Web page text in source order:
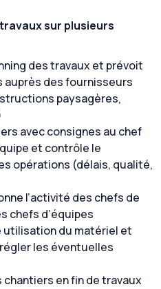
sur plusieurs
des travaux et prévoit
auprès des fournisseurs
paysagères,
avec consignes au chef
et contrôle le
opérations (délais, qualité,
l’activité des chefs de
chefs d’équipes
utilisation du matériel et
les éventuelles
en fin de travaux